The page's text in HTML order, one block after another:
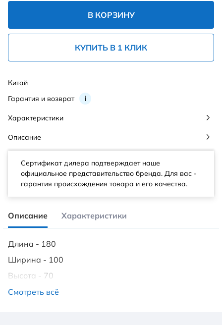
В КОРЗИНУ
КУПИТЬ В 1 КЛИК
Гарантия и возврат i
Китай
Характеристики
Описание
Сертификат дилера подтверждает наше
официальное представительство бренда. Для вас -
гарантия происхождения товара и его качества.
Описание Характеристики
Длина - 180
Ширина - 100
Высота - 70
Модификация - универсальная
Смотреть всё